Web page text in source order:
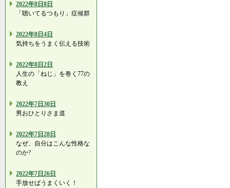
2022年8日8日
「聴いてるつもり」症候群
2022年8日4日
気持ちをうまく伝える技術
2022年8日2日
人生の「ねじ」を巻く77の
教え
2022年7日30日
男おひとりさま道
2022年7日28日
なぜ、自分はこんな性格な
のか?
2022年7日26日
手放せばうまくいく！